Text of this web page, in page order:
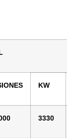
KW
3330